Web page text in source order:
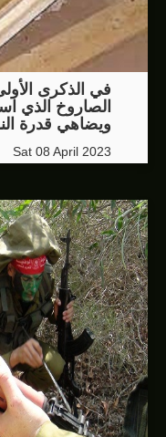
في الذكرى
الصاروخ الذي
ويضاهي قدرة
Sat 08 April 2023